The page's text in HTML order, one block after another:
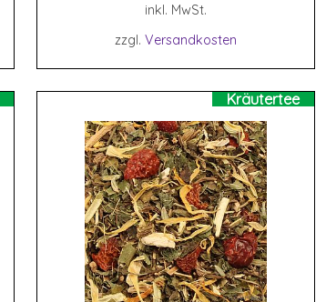
inkl. MwSt.
zzgl. Versandkosten
Kräutertee